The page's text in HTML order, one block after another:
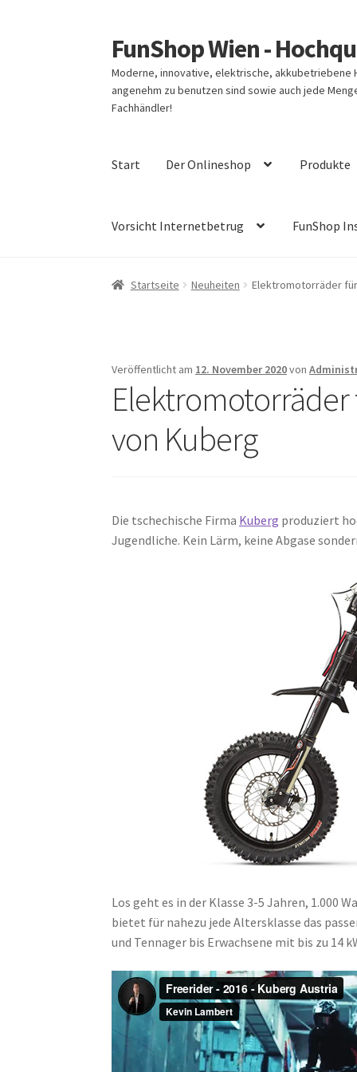
Zur
Navigation
springen
Zum
Inhalt
springen
FunShop Wien -
Moderne, innovative, elektrische,
angenehm zu benutzen sind sowie auch jede
Fachhändler!
Start Der Onlineshop Produkte
Vorsicht Internetbetrug FunShop
Startseite Neuheiten Elektromotorräder
Veröffentlicht am 12. November 2020von
von Kuberg
Die tschechische Firma Kuberg produziert
Jugendliche. Kein Lärm, keine Abgase
Los geht es in der Klasse 3-5 Jahren, 1.000
bietet für nahezu jede Altersklasse das
und Tennager bis Erwachsene mit bis zu 14